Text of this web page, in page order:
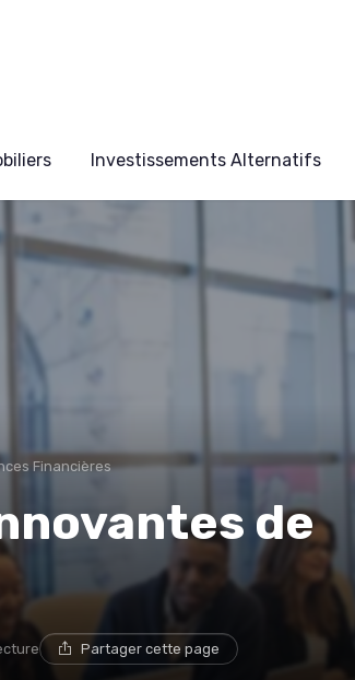
Investissements Alternatifs
Financières
de
Partager cette page